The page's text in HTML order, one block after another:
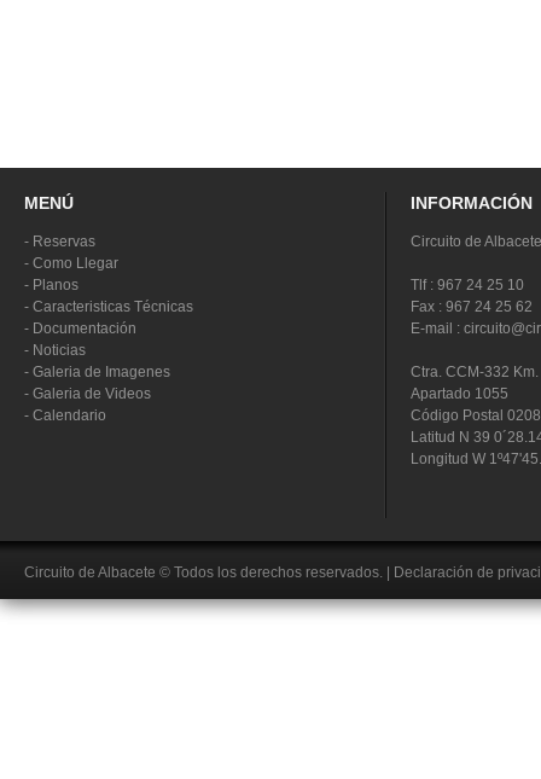
MENÚ
- Reservas
- Como Llegar
- Planos
- Caracteristicas Técnicas
- Documentación
- Noticias
- Galeria de Imagenes
- Galeria de Videos
- Calendario
INFORMACIÓN
Circuito de Albacete
Tlf : 967 24 25 10
Fax : 967 24 25 62
E-mail :
Ctra. CCM-332
Apartado 1055
Código Postal
Latitud N 39
Longitud W
Circuito de Albacete © Todos los derechos reservados. Declaración de